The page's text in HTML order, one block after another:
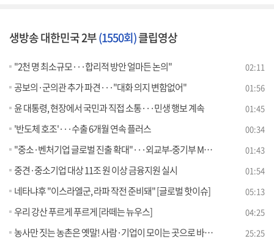
생방송 대한민국 2부(1550회)클립영상
"2천 명 최소규모···합리적 방안 얼마든 논의" 02:11
공보의·군의관 추가 파견···"대화 의지 변함없어" 01:56
윤 대통령, 현장에서 국민과 직접 소통···민생 행보 계속 01:45
'반도체 호조'···수출 6개월 연속 플러스 00:34
"중소·벤처기업 글로벌 진출 확대"···외교부-중기부 MOU 01:43
중견·중소기업 대상 11조 원 이상 금융지원 실시 01:54
네타냐후 "이스라엘군, 라파 작전 준비돼" [글로벌 핫이슈] 05:13
우리 강산 푸르게 푸르게 [라떼는 뉴우스] 04:25
농사만 짓는 농촌은 옛말! 사람·기업이 모이는 곳으로 바뀐다 [경제&이슈] 25:25